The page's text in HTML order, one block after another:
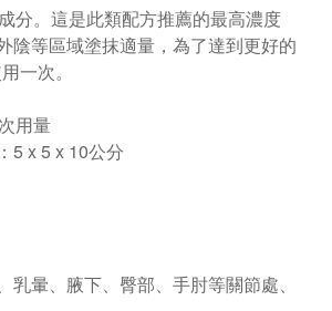
分。這是此類配方推薦的最高濃度
陰等區域塗抹適量，為了達到更好的
一次。
用量
5 x 5 x 10公分
乳暈、腋下、臀部、手肘等關節處、